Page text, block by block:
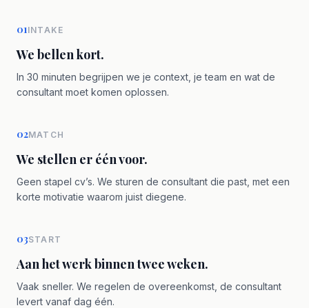
01INTAKE
We bellen kort.
In 30 minuten begrijpen we je context, je team en wat de
consultant moet komen oplossen.
02MATCH
We stellen er één voor.
Geen stapel cv’s. We sturen de consultant die past, met een
korte motivatie waarom juist diegene.
03START
Aan het werk binnen twee weken.
Vaak sneller. We regelen de overeenkomst, de consultant
levert vanaf dag één.